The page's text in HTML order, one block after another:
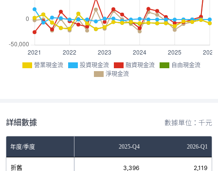
營業現金流 投資現金流 融資現金流
自由現金流
淨現金流
詳細數據 數據單位：千元
年度/季度 2025-Q4 2026-Q1
折舊 3,396 2,119